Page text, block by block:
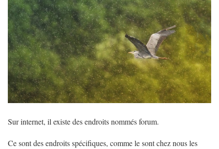
Sur internet, il existe des endroits nommés forum.
Ce sont des endroits spécifiques, comme le sont chez nous les